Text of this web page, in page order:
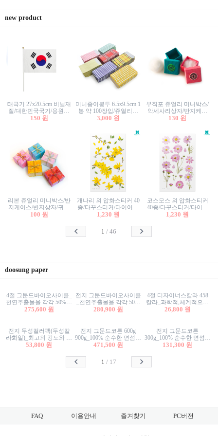
new product
태극기 27x20.5cm 비닐재
질/대한민국국기/응원깃
발/행사깃발
150 원
미니종이봉투 6.5x9.5cm 1
봉 약 100장입/쥬얼리봉
투/증명사진봉투/악세사
3,000 원
부직포 쥬얼리 미니박스/
악세사리상자/반지케이
스/반지상자/귀걸이상자/
130 원
리본 쥬얼리 미니박스/반
지케이스/반지상자/귀걸
이상자/귀걸이박스/악세
100 원
개나리 외 압화스티커 40
종/다꾸스티커/다이어리
꾸미기/꽃스티커/자연물
1,230 원
코스모스 외 압화스티커
40종/다꾸스티커/다이어
리꾸미기/꽃스티커/자연
1,230 원
1 /46
doosung paper
4절 그문드바이오사이클_
천연추출물을 각각 50%이
상 함유한 친환경그래픽
275,600 원
전지 그문드바이오사이클
_천연추출물을 각각 50%
이상 함유한 친환경그래
280,900 원
4절 디자이너스칼라 458
칼라_과학적,체계적으로
분류된 200색을 갖춘 색지
26,800 원
전지 두성컬러팩(두성칼
라화일)_최고의 강도와 평
활성을 지닌 다양한 컬러
53,800 원
전지 그문드코튼 600g
900g_100% 순수한 면섬유
로 만든 친환경프리미엄
471,500 원
전지 그문드코튼
300g_100% 순수한 면섬유
로 만든 친환경프리미엄
131,300 원
1 / 17
FAQ 이용안내 즐겨찾기 PC버전